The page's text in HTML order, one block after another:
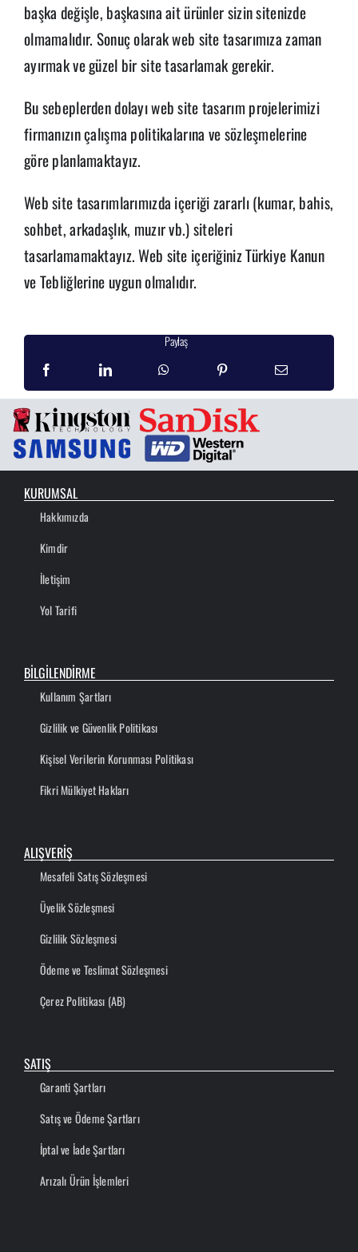
başka değişle, başkasına ait ürünler sizin sitenizde
olmamalıdır. Sonuç olarak web site tasarımıza zaman
ayırmak ve güzel bir site tasarlamak gerekir.
Bu sebeplerden dolayı web site tasarım projelerimizi
firmanızın çalışma politikalarına ve sözleşmelerine
göre planlamaktayız.
Web site tasarımlarımızda içeriği zararlı (kumar, bahis,
sohbet, arkadaşlık, muzır vb.) siteleri
tasarlamamaktayız. Web site içeriğiniz Türkiye Kanun
ve Tebliğlerine uygun olmalıdır.
Paylaş
KURUMSAL
Hakkımızda
Kimdir
İletişim
Yol Tarifi
BİLGİLENDİRME
Kullanım Şartları
Gizlilik ve Güvenlik Politikası
Kişisel Verilerin Korunması Politikası
Fikri Mülkiyet Hakları
ALIŞVERİŞ
Mesafeli Satış Sözleşmesi
Üyelik Sözleşmesi
Gizlilik Sözleşmesi
Ödeme ve Teslimat Sözleşmesi
Çerez Politikası (AB)
SATIŞ
Garanti Şartları
Satış ve Ödeme Şartları
İptal ve İade Şartları
Arızalı Ürün İşlemleri